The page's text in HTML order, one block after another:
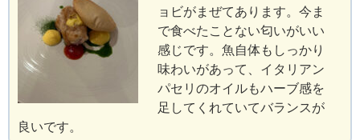
ョビがまぜてあります。今ま
で食べたことない匂いがいい
感じです。魚自体もしっかり
味わいがあって、イタリアン
パセリのオイルもハーブ感を
足してくれていてバランスが
良いです。